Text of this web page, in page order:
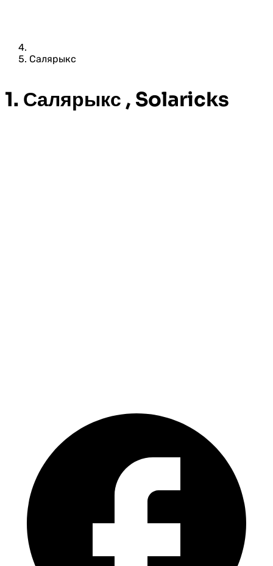
Салярыкс
1. Салярыкс , Solaricks